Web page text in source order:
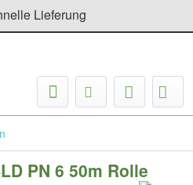
Lieferung
PN 6 50m Rolle